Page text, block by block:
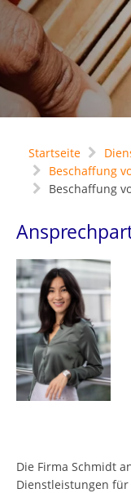
Startseite
Beschaffung
Beschaffung
Die Firma Schmidt
Dienstleistungen